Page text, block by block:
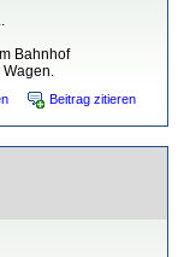
Bahnhof
Beitrag zitieren